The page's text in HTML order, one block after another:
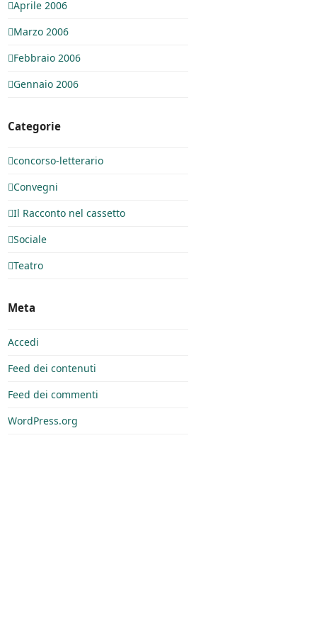
Aprile 2006
Marzo 2006
Febbraio 2006
Gennaio 2006
Categorie
concorso-letterario
Convegni
Il Racconto nel cassetto
Sociale
Teatro
Meta
Accedi
Feed dei contenuti
Feed dei commenti
WordPress.org